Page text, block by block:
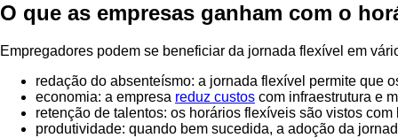
O que as empresas ganham com o
Empregadores podem se beneficiar da jornada flexível em
redação do absenteísmo: a jornada flexível permite que
economia: a empresa reduz custos com infraestrutura e
retenção de talentos: os horários flexíveis são vistos
produtividade: quando bem sucedida, a adoção da